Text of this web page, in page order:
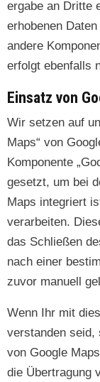
er­gabe an Dritte
erhobe­nen
andere
erfol­gt eben­falls
Einsatz von
Wir set­zen auf
Maps“ von
Kom­po­nente
geset­zt, um bei
Maps inte­gri­ert
ver­ar­beit­en.
das Schließen
nach ein­er
zuvor manuell
Wenn Ihr mit
ver­standen seid,
von Google
die Über­tra­gung